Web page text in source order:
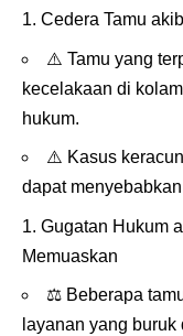
Cedera Tamu
⚠️ Tamu yang
kecelakaan di
hukum.
⚠️ Kasus
dapat
Gugatan Hukum
Memuaskan
⚖️ Beberapa
layanan yang